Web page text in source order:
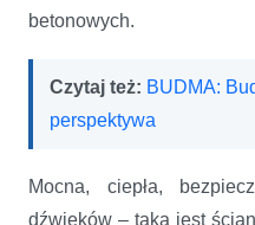
betonowych.
Czytaj też: BUDMA:
perspektywa
Mocna, ciepła,
dźwięków – taka jest